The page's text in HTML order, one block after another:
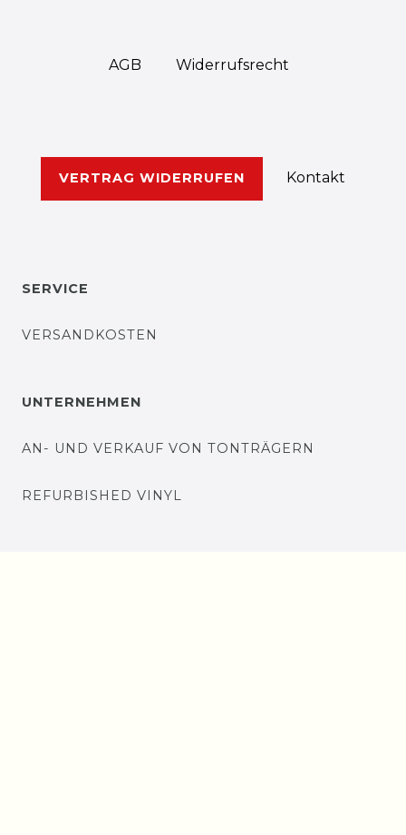
AGB Widerrufs­recht
VERTRAG WIDERRUFEN Kontakt
SERVICE
VERSANDKOSTEN
UNTERNEHMEN
AN- UND VERKAUF VON TONTRÄGERN
REFURBISHED VINYL